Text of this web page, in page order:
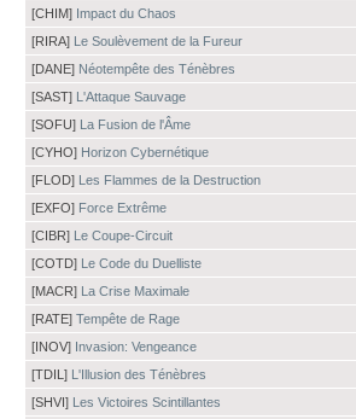
[CHIM] Impact du Chaos
[RIRA] Le Soulèvement de la Fureur
[DANE] Néotempête des Ténèbres
[SAST] L'Attaque Sauvage
[SOFU] La Fusion de l'Âme
[CYHO] Horizon Cybernétique
[FLOD] Les Flammes de la Destruction
[EXFO] Force Extrême
[CIBR] Le Coupe-Circuit
[COTD] Le Code du Duelliste
[MACR] La Crise Maximale
[RATE] Tempête de Rage
[INOV] Invasion: Vengeance
[TDIL] L'Illusion des Ténèbres
[SHVI] Les Victoires Scintillantes